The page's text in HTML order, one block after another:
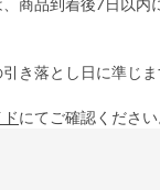
商品到着後7日以内
き落とし日に準じま
にてご確認ください